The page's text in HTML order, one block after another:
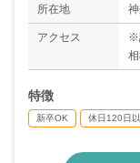
所在地
アクセス
※
特徴
新卒OK 休日120日